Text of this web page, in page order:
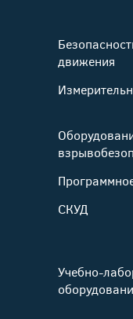
движения
СКУД
Учебно-